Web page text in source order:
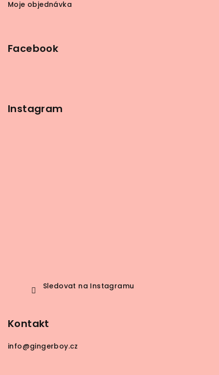
Moje objednávka
Facebook
Instagram
Sledovat na Instagramu
Kontakt
info@gingerboy.cz